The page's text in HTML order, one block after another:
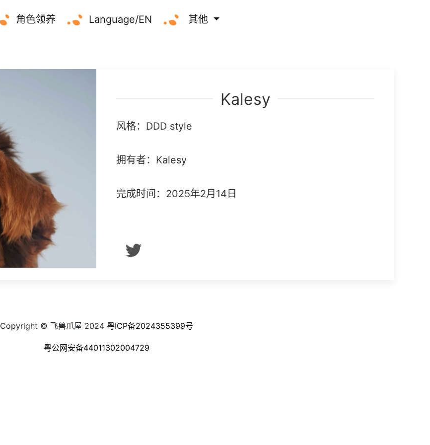
角色领养 Language/EN 其他
Kalesy
风格：DDD style
拥有者：Kalesy
完成时间：2025年2月14日
Copyright © 飞兽爪屋 2024 粤ICP备2024355399号
粤公网安备44011302004729